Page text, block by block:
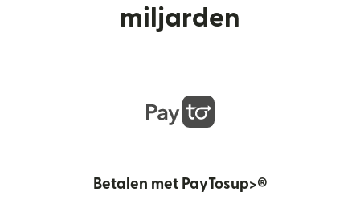
miljarden
Betalen met PayTosup>®